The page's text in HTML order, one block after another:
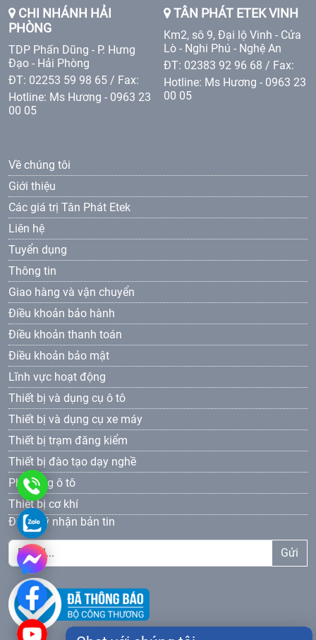
CHI NHÁNH HẢI
PHÒNG
TDP Phấn Dũng - P. Hưng
Đạo - Hải Phòng
ĐT: 02253 59 98 65 / Fax:
Hotline: Ms Hương - 0963 23
00 05
TÂN PHÁT ETEK VINH
Km2, sô 9, Đại lộ Vinh - Cửa
Lò - Nghi Phú - Nghệ An
ĐT: 02383 92 96 68 / Fax:
Hotline: Ms Hương - 0963 23
00 05
Về chúng tôi
Giới thiệu
Các giá trị Tân Phát Etek
Liên hệ
Tuyển dụng
Thông tin
Giao hàng và vận chuyển
Điều khoản bảo hành
Điều khoản thanh toán
Điều khoản bảo mật
Lĩnh vực hoạt động
Thiết bị và dụng cụ ô tô
Thiết bị và dụng cụ xe máy
Thiết bị trạm đăng kiểm
Thiết bị đào tạo dạy nghề
Phụ tùng ô tô
Thiết bị cơ khí
Đăng ký nhận bản tin
Gửi
0961
69
81
0961693381